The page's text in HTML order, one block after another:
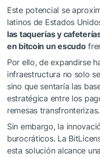
Este potencial se
latinos de Estados
las taquerías y
en bitcoin un escudo
Por ello, de expandirse
infraestructura no solo
sino que sentaría las
estratégica entre los
remesas transfronterizas.
Sin embargo, la
burocráticos. La
esta solución alcance